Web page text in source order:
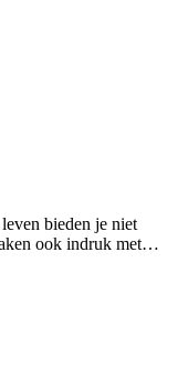
bieden je niet
ook indruk met
dat je je
de perfecte
duurzaamheid ideaal